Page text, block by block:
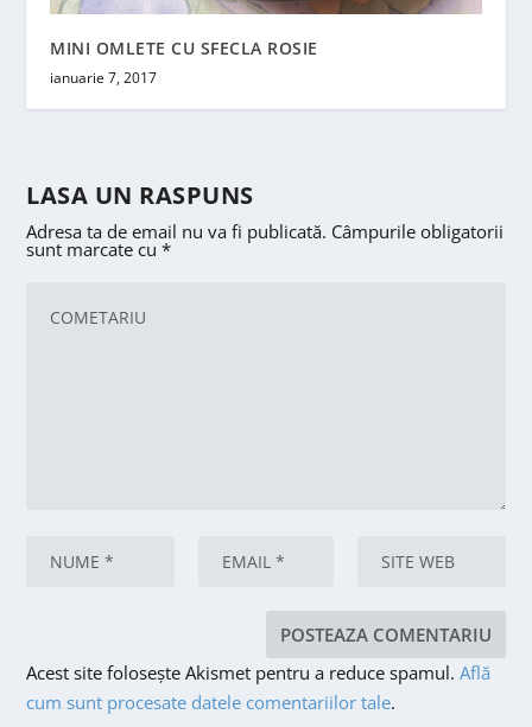
MINI OMLETE CU SFECLA ROSIE
ianuarie 7, 2017
LASA UN RASPUNS
Adresa ta de email nu va fi publicată. Câmpurile obligatorii
sunt marcate cu*
Acest site folosește Akismet pentru a reduce spamul.Află
cum sunt procesate datele comentariilor tale.